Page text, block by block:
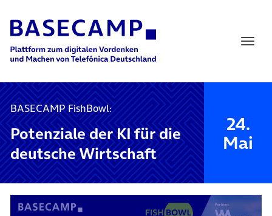
Main Navigation
BASECAMP FishBowl:
Potenziale der KI für die
deutsche Wirtschaft
24.
Mai